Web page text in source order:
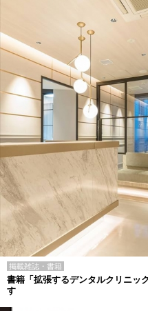
掲載雑誌・書籍
書籍「拡張するデンタルクリニッ
す